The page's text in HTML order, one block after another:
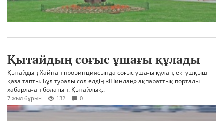
Қытайдың соғыс ұшағы құлады
Қытайдың Хайнан провинциясында соғыс ұшағы құлап, екі ұшқыш
қаза тапты. Бұл туралы сол елдің «Шинлаң» ақпараттық порталы
хабарлаған болатын. Қытайлық..
7 жыл бұрын 132 0